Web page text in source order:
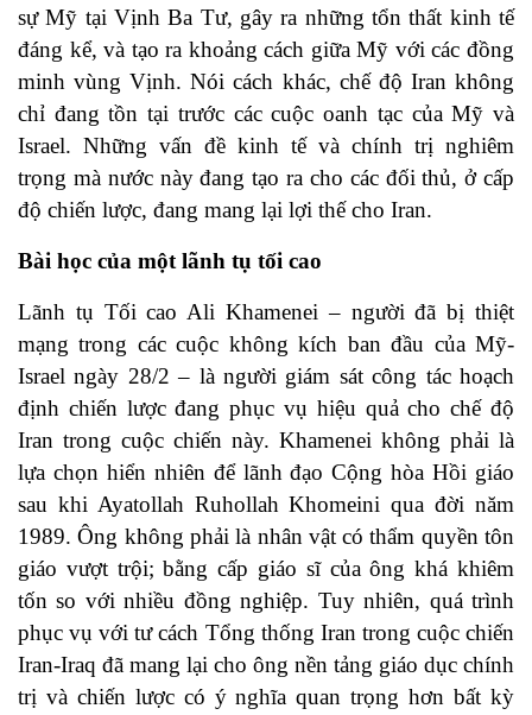
sự Mỹ tại Vịnh Ba Tư, gây ra những tổn thất kinh tế
đáng kể, và tạo ra khoảng cách giữa Mỹ với các đồng
minh vùng Vịnh. Nói cách khác, chế độ Iran không
chỉ đang tồn tại trước các cuộc oanh tạc của Mỹ và
Israel. Những vấn đề kinh tế và chính trị nghiêm
trọng mà nước này đang tạo ra cho các đối thủ, ở cấp
độ chiến lược, đang mang lại lợi thế cho Iran.
Bài học của một lãnh tụ tối cao
Lãnh tụ Tối cao Ali Khamenei – người đã bị thiệt
mạng trong các cuộc không kích ban đầu của Mỹ-
Israel ngày 28/2 – là người giám sát công tác hoạch
định chiến lược đang phục vụ hiệu quả cho chế độ
Iran trong cuộc chiến này. Khamenei không phải là
lựa chọn hiển nhiên để lãnh đạo Cộng hòa Hồi giáo
sau khi Ayatollah Ruhollah Khomeini qua đời năm
1989. Ông không phải là nhân vật có thẩm quyền tôn
giáo vượt trội; bằng cấp giáo sĩ của ông khá khiêm
tốn so với nhiều đồng nghiệp. Tuy nhiên, quá trình
phục vụ với tư cách Tổng thống Iran trong cuộc chiến
Iran-Iraq đã mang lại cho ông nền tảng giáo dục chính
trị và chiến lược có ý nghĩa quan trọng hơn bất kỳ